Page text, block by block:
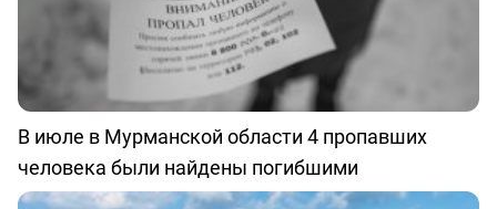
В июле в Мурманской области 4 пропавших
человека были найдены погибшими